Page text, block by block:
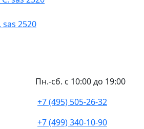
2520
Пн.-сб. с 10:00 до 19:00
+7 (495) 505-26-32
+7 (499) 340-10-90